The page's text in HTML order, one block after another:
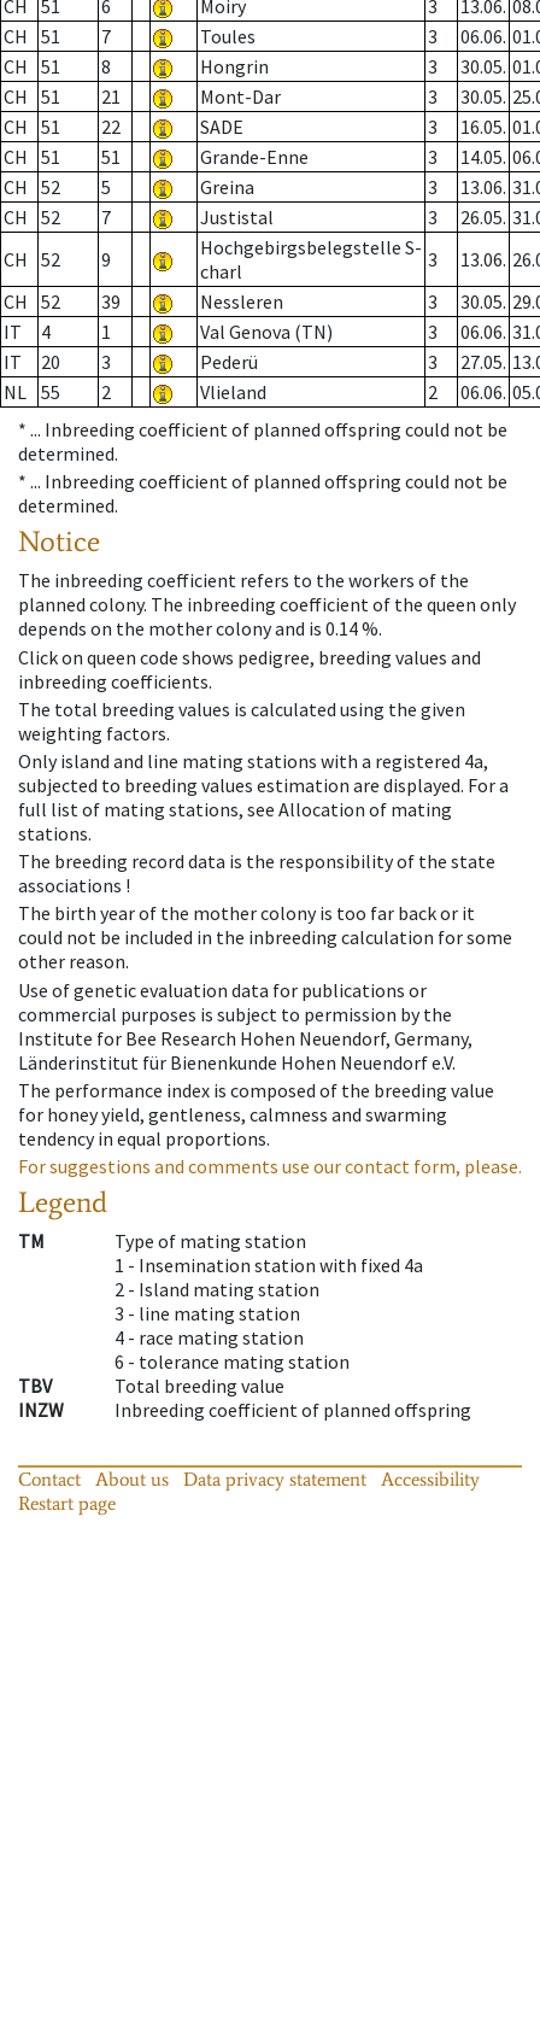
CH 51 6 Moiry 3 13.06.
CH
51 7 Toules 3 06.06.
CH
51 8 Hongrin 3 30.05.
CH
51 21 Mont-Dar 3 30.05.
CH
51 22 SADE 3 16.05.
CH
51 51 Grande-Enne 3 14.05.
CH
52 5 Greina 3 13.06.
CH
52 7 Justistal 3 26.05.
CH
52 9
Hochgebirgsbelegstelle S-
charl
3 13.06.
CH
52 39 Nessleren 3 30.05.
IT
4 1 Val Genova (TN) 3 06.06.
IT
20 3 Pederü 3 27.05.
NL 55 2 Vlieland 2 06.06.
* ... Inbreeding coefficient of planned offspring could not be
determined.
* ... Inbreeding coefficient of planned offspring could not be
determined.
Notice
The inbreeding coefficient refers to the workers of the
planned colony. The inbreeding coefficient of the queen only
depends on the mother colony and is 0.14 %.
Click on queen code shows pedigree, breeding values and
inbreeding coefficients.
The total breeding values is calculated using the given
weighting factors.
Only island and line mating stations with a registered 4a,
subjected to breeding values estimation are displayed. For a
full list of mating stations, see Allocation of mating
stations.
The breeding record data is the responsibility of the state
associations !
The birth year of the mother colony is too far back or it
could not be included in the inbreeding calculation for some
other reason.
Use of genetic evaluation data for publications or
commercial purposes is subject to permission by the
Institute for Bee Research Hohen Neuendorf, Germany,
Länderinstitut für Bienenkunde Hohen Neuendorf e.V.
The performance index is composed of the breeding value
for honey yield, gentleness, calmness and swarming
tendency in equal proportions.
For suggestions and comments use our contact form, please.
Legend
TM
Type of mating station
1 - Insemination station with fixed 4a
2 - Island mating station
3 - line mating station
4 - race mating station
6 - tolerance mating station
TBV
Total breeding value
INZW
Inbreeding coefficient of planned offspring
Contact About us Data privacy statement
Accessibility
Restart page